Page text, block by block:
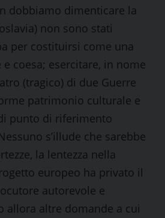
dobbiamo dimenticare la
non sono stati
per costituirsi come una
coesa; esercitare, in nome
(tragico) di due Guerre
patrimonio culturale e
punto di riferimento
s’illude che sarebbe
la lentezza nella
europeo ha privato il
autorevole e
allora altre domande a cui